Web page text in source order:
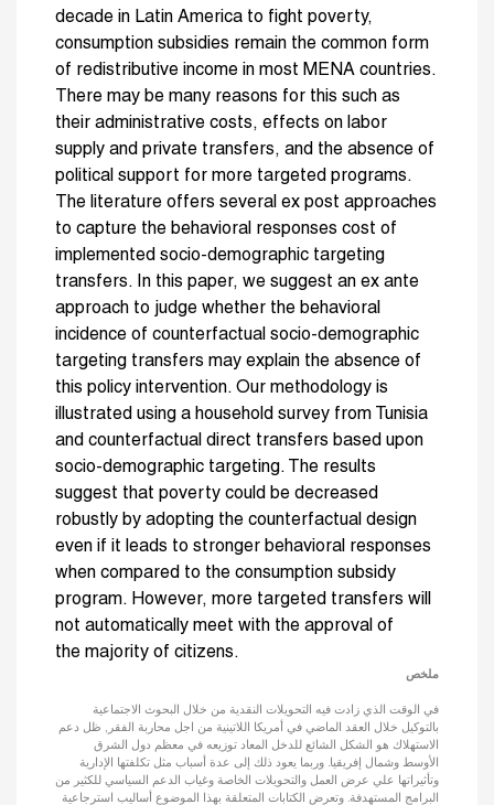
decade in Latin America to fight poverty,
consumption subsidies remain the common form
of redistributive income in most MENA countries.
There may be many reasons for this such as
their administrative costs, effects on labor
supply and private transfers, and the absence of
political support for more targeted programs.
The literature offers several ex post approaches
to capture the behavioral responses cost of
implemented socio-demographic targeting
transfers. In this paper, we suggest an ex ante
approach to judge whether the behavioral
incidence of counterfactual socio-demographic
targeting transfers may explain the absence of
this policy intervention. Our methodology is
illustrated using a household survey from Tunisia
and counterfactual direct transfers based upon
socio-demographic targeting. The results
suggest that poverty could be decreased
robustly by adopting the counterfactual design
even if it leads to stronger behavioral responses
when compared to the consumption subsidy
program. However, more targeted transfers will
not automatically meet with the approval of
the majority of citizens.
ملخص
في الوقت الذي زادت فيه التحويلات النقدية من خلال البحوث الاجتماعية
بالتوكيل خلال العقد الماضي في أمريكا اللاتينية من اجل محاربة الفقر, ظل دعم
الاستهلاك هو الشكل الشائع للدخل المعاد توزيعه في معظم دول الشرق
الأوسط وشمال إفريقيا. وربما يعود ذلك إلى عدة أسباب مثل تكلفتها الإدارية
وتأثيراتها علي عرض العمل والتحويلات الخاصة وغياب الدعم السياسي للكثير من
البرامج المستهدفة. وتعرض الكتابات المتعلقة بهذا الموضوع أساليب استرجاعية